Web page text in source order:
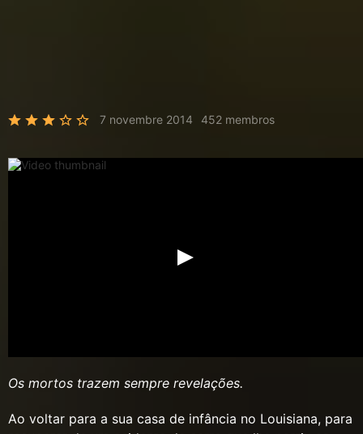
7 novembre 2014 452 membros
Os mortos trazem sempre revelações.
Ao voltar para a sua casa de infância no Louisiana, para